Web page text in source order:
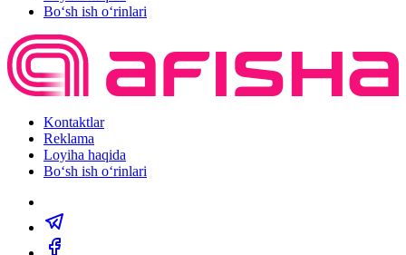
Bo‘sh ish o‘rinlari
Kontaktlar
Reklama
Loyiha haqida
Bo‘sh ish o‘rinlari